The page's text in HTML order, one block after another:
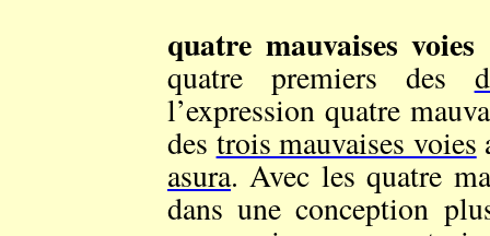
quatre mauvaises voies
quatre premiers des
l’expression quatre
des trois mauvaises voies
asura. Avec les quatre
dans une conception